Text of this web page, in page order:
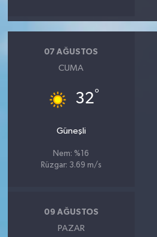
07 AĞUSTOS
CUMA
32°
Güneşli
Nem: %16
Rüzgar: 3.69 m/s
09 AĞUSTOS
PAZAR